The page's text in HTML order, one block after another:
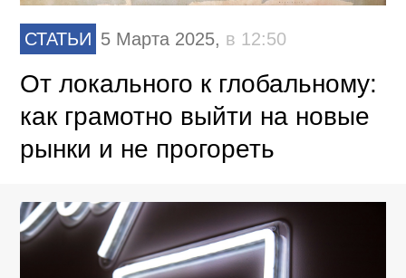
СТАТЬИ 5 Марта 2025, в 12:50
От локального к глобальному:
как грамотно выйти на новые
рынки и не прогореть